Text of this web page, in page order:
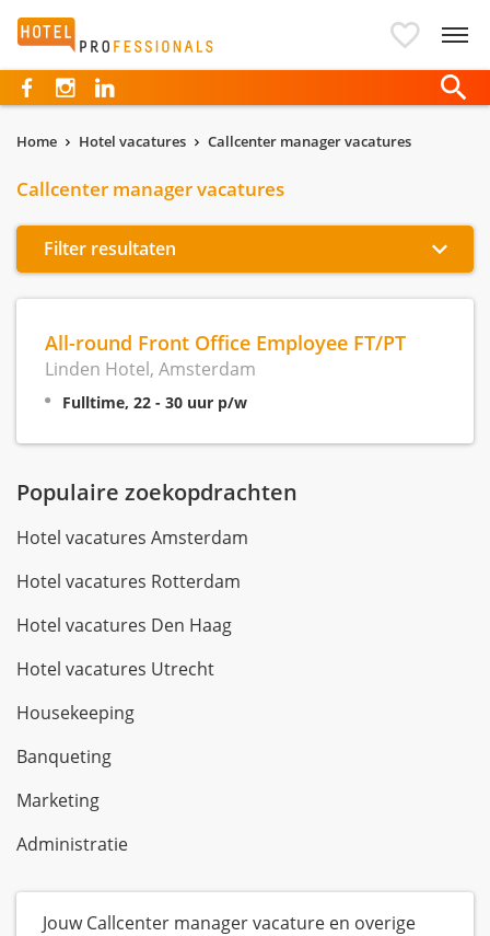
Hotelprofessionals
Home Hotel vacatures Callcenter manager vacatures
Callcenter manager vacatures
Filter resultaten
All-round Front Office Employee FT/PT
Linden Hotel, Amsterdam
Fulltime, 22 - 30 uur p/w
Populaire zoekopdrachten
Hotel vacatures Amsterdam
Hotel vacatures Rotterdam
Hotel vacatures Den Haag
Hotel vacatures Utrecht
Housekeeping
Banqueting
Marketing
Administratie
Jouw Callcenter manager vacature en overige